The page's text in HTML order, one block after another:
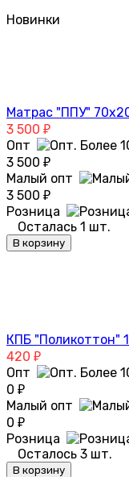
Новинки
Матрас "ППУ"
3 500 ₽
Опт
3 500 ₽
Малый опт
3 500 ₽
Розница
Осталась 1 шт.
В корзину
КПБ "Поликоттон"
420 ₽
Опт
0 ₽
Малый опт
0 ₽
Розница
Осталось 3 шт.
В корзину